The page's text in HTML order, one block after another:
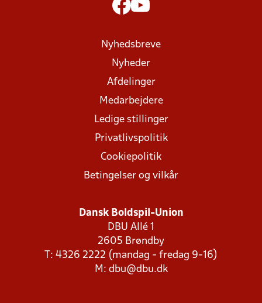
Nyhedsbreve
Nyheder
Afdelinger
Medarbejdere
Ledige stillinger
Privatlivspolitik
Cookiepolitik
Betingelser og vilkår
Dansk Boldspil-Union
DBU Allé 1
2605 Brøndby
T: 4326 2222 (mandag - fredag 9-16)
M: dbu@dbu.dk